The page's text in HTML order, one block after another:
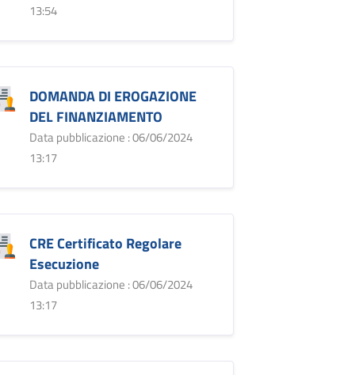
13:54
DOMANDA DI EROGAZIONE
DEL FINANZIAMENTO
Data pubblicazione : 06/06/2024
13:17
CRE Certificato Regolare
Esecuzione
Data pubblicazione : 06/06/2024
13:17